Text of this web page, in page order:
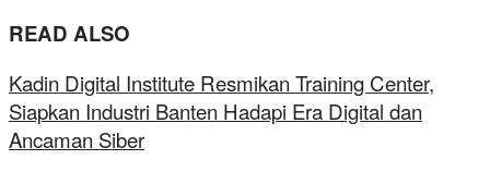
READ ALSO
Kadin Digital Institute Resmikan Training Center,
Siapkan Industri Banten Hadapi Era Digital dan
Ancaman Siber